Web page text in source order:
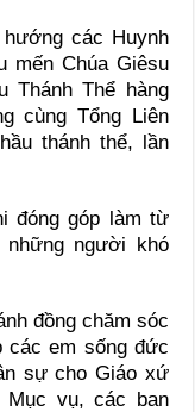
các Huynh
mến Chúa Giêsu
Thánh Thể hàng
cùng Tổng Liên
thánh thể, lần
đóng góp làm từ
người khó
đồng chăm sóc
các em sống đức
sự cho Giáo xứ
vụ, các ban